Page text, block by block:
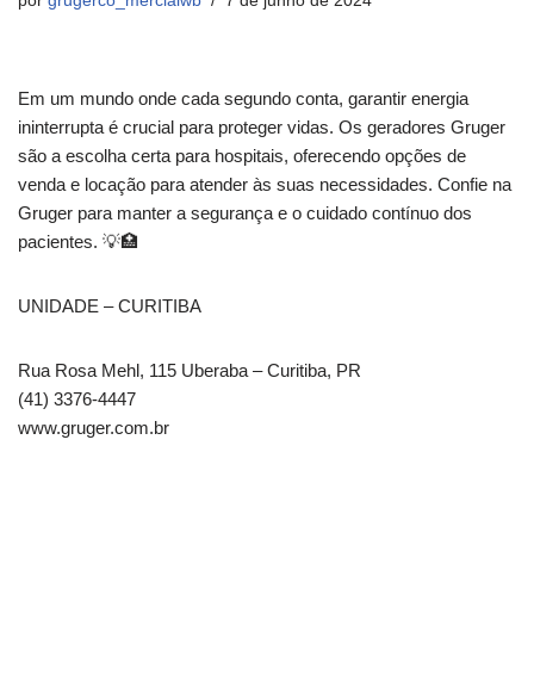
Em um mundo onde cada segundo conta, garantir energia
ininterrupta é crucial para proteger vidas. Os geradores Gruger
são a escolha certa para hospitais, oferecendo opções de
venda e locação para atender às suas necessidades. Confie na
Gruger para manter a segurança e o cuidado contínuo dos
pacientes. 💡🏥
UNIDADE – CURITIBA
Rua Rosa Mehl, 115 Uberaba – Curitiba, PR
(41) 3376-4447
www.gruger.com.br